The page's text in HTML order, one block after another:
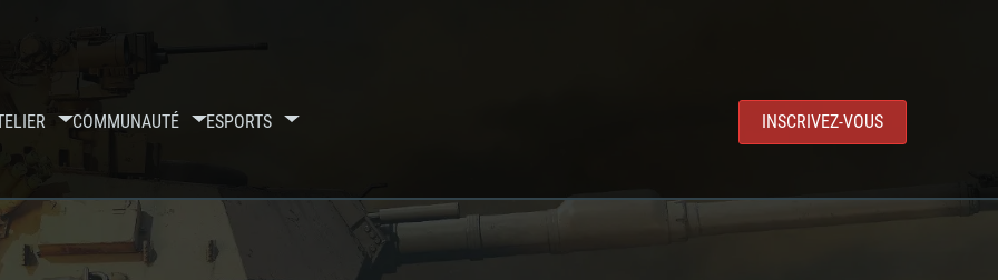
COMMUNAUTÉ ESPORTS INSCRIVEZ-VOUS